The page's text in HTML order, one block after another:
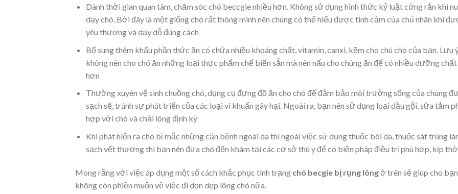
Dành thời gian quan tâm, chăm sóc chó beccgie nhiều hơn. Không sử dụng hình thức kỷ luật cứng rắn khi
dạy chó. Bởi đây là một giống chó rất thông minh nên chúng có thể hiểu được tình cảm của chủ nhân khi
yêu thương và dạy dỗ đúng cách
Bổ sung thêm khẩu phần thức ăn có chứa nhiều khoáng chất, vitamin, canxi, kẽm cho chú chó của bạn. Lưu
không nên cho chó ăn những loại thực phẩm chế biến sẵn mà nên nấu cho chúng ăn để có nhiều dưỡng chất
hơn
Thường xuyên vệ sinh chuồng chó, dụng cụ đựng đồ ăn cho chó để đảm bảo môi trường sống của chúng
sạch sẽ, tránh sự phát triển của các loại vi khuẩn gây hại. Ngoài ra, bạn nên sử dụng loại dầu gội, sữa tắm
hợp với chó và chải lông định kỳ
Khi phát hiện ra chó bị mắc những căn bệnh ngoài da thì ngoài việc sử dụng thuốc bôi da, thuốc sát trùng
sạch vết thương thì bạn nên đưa chó đến khám tại các cơ sở thú y để có biện pháp điều trị phù hợp, kịp
Mong rằng với việc áp dụng một số cách khắc phục tình trạng chó becgie bị rụng lôngở trên sẽ giúp cho bạn
không còn phiền muộn về việc đi dọn dẹp lông chó nữa.